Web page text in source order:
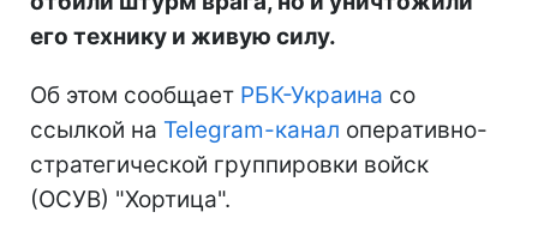
его технику и живую силу.
Об этом сообщает РБК-Украина со
ссылкой на Telegram-канал оперативно-
стратегической группировки войск
(ОСУВ) "Хортица".